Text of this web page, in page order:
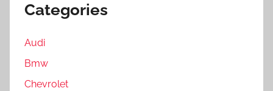
Categories
Audi
Bmw
Chevrolet